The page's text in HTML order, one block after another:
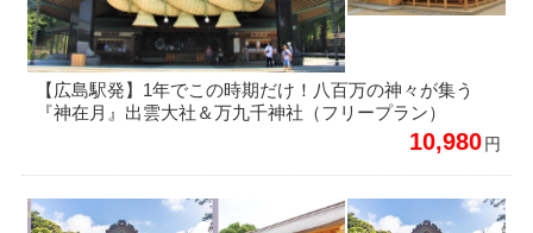
【広島駅発】1年でこの時期だけ！八百万の神々が集う
『神在月』出雲大社＆万九千神社（フリープラン）
10,980円